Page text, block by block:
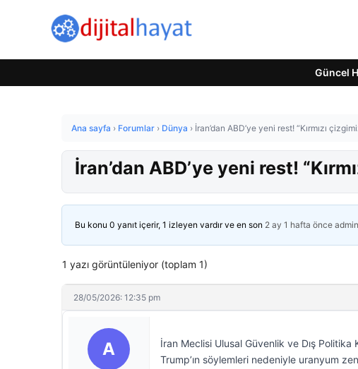
Güncel
Ana sayfa › Forumlar › Dünya › İran’dan ABD’ye yeni rest! “Kırmızı
İran’dan ABD’ye yeni rest!
Bu konu 0 yanıt içerir, 1 izleyen vardır ve en son 2 ay 1 hafta önce admin
1 yazı görüntüleniyor (toplam 1)
28/05/2026: 12:35 pm
A
İran Meclisi Ulusal Güvenlik ve Dış Politika
Trump’ın söylemleri nedeniyle uranyum